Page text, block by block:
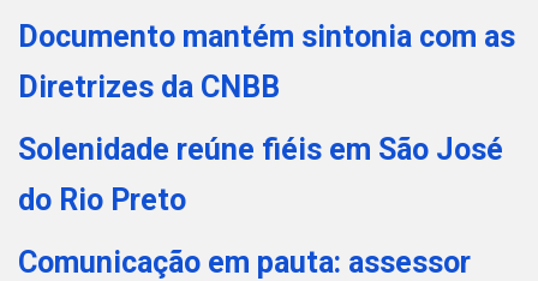
Documento mantém sintonia com as
Diretrizes da CNBB
Solenidade reúne fiéis em São José
do Rio Preto
Comunicação em pauta: assessor